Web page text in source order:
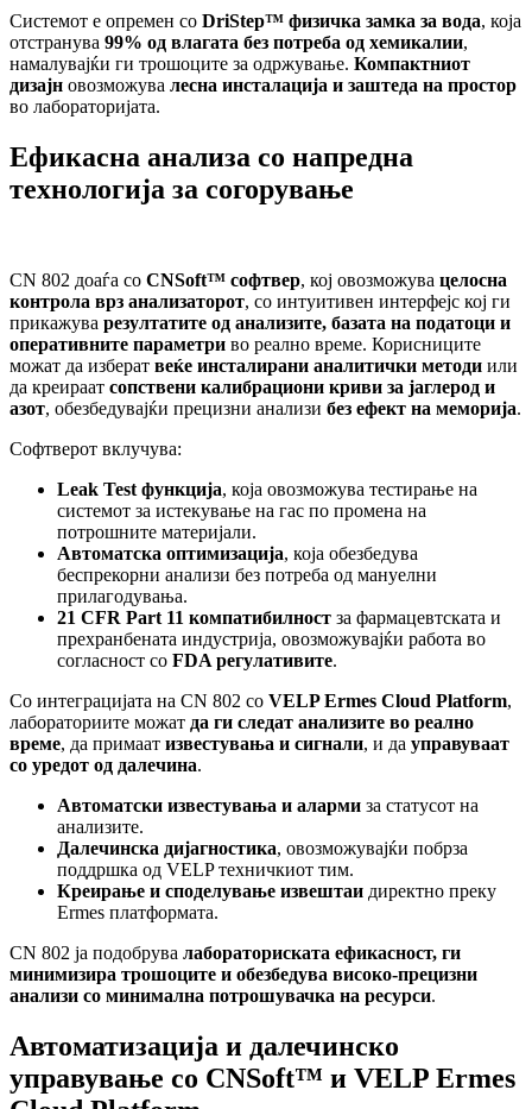
Системот е опремен со DriStep™ физичка замка за вода, која
отстранува 99% од влагата без потреба од хемикалии,
намалувајќи ги трошоците за одржување. Компактниот
дизајн овозможува лесна инсталација и заштеда на простор
во лабораторијата.
Ефикасна анализа со напредна
технологија за согорување
CN 802 доаѓа со CNSoft™ софтвер, кој овозможува целосна
контрола врз анализаторот, со интуитивен интерфејс кој ги
прикажува резултатите од анализите, базата на податоци и
оперативните параметри во реално време. Корисниците
можат да изберат веќе инсталирани аналитички методи или
да креираат сопствени калибрациони криви за јаглерод и
азот, обезбедувајќи прецизни анализи без ефект на меморија.
Софтверот вклучува:
Leak Test функција, која овозможува тестирање на
системот за истекување на гас по промена на
потрошните материјали.
Автоматска оптимизација, која обезбедува
беспрекорни анализи без потреба од мануелни
прилагодувања.
21 CFR Part 11 компатибилност за фармацевтската и
прехранбената индустрија, овозможувајќи работа во
согласност со FDA регулативите.
Со интеграцијата на CN 802 со VELP Ermes Cloud Platform,
лабораториите можат да ги следат анализите во реално
време, да примаат известувања и сигнали, и да управуваат
со уредот од далечина.
Автоматски известувања и аларми за статусот на
анализите.
Далечинска дијагностика, овозможувајќи побрза
поддршка од VELP техничкиот тим.
Креирање и споделување извештаи директно преку
Ermes платформата.
CN 802 ја подобрува лабораториската ефикасност, ги
минимизира трошоците и обезбедува високо-прецизни
анализи со минимална потрошувачка на ресурси.
Автоматизација и далечинско
управување со CNSoft™ и VELP Ermes